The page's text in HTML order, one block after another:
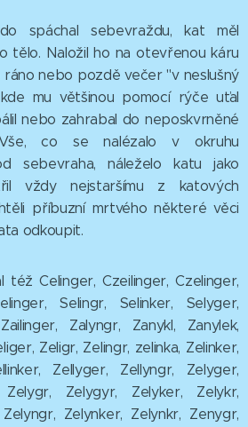
spáchal sebevraždu, kat měl
tělo. Naložil ho na otevřenou káru
nebo pozdě večer "v neslušný
mu většinou pomocí rýče uťal
nebo zahrabal do neposkvrněné
co se nalézalo v okruhu
sebevraha, náleželo katu jako
vždy nejstaršímu z katových
příbuzní mrtvého některé věci
odkoupit.
též Celinger, Czeilinger, Czelinger,
Selingr, Selinker, Selyger,
Zalyngr, Zanykl, Zanylek,
Zeligr, Zelingr, zelinka, Zelinker,
Zellyger, Zellyngr, Zelyger,
Zelygyr, Zelyker, Zelykr,
Zelynker, Zelynkr, Zenygr,